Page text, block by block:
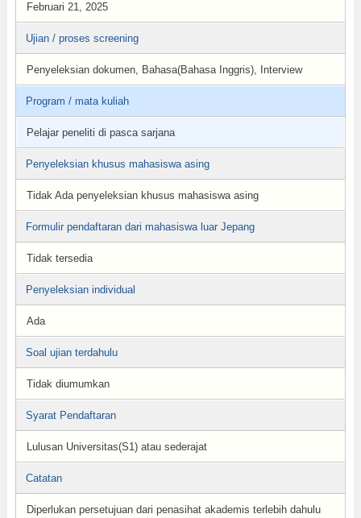
Februari 21, 2025
Ujian / proses screening
Penyeleksian dokumen, Bahasa(Bahasa Inggris), Interview
Program / mata kuliah
Pelajar peneliti di pasca sarjana
Penyeleksian khusus mahasiswa asing
Tidak Ada penyeleksian khusus mahasiswa asing
Formulir pendaftaran dari mahasiswa luar Jepang
Tidak tersedia
Penyeleksian individual
Ada
Soal ujian terdahulu
Tidak diumumkan
Syarat Pendaftaran
Lulusan Universitas(S1) atau sederajat
Catatan
Diperlukan persetujuan dari penasihat akademis terlebih dahulu